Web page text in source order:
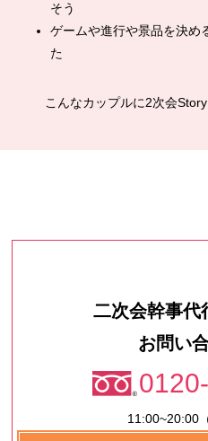
そう
ゲームや進行や景品を決め
た
こんなカップルに2次会
二次会幹事代
お問い
11:00~20:00